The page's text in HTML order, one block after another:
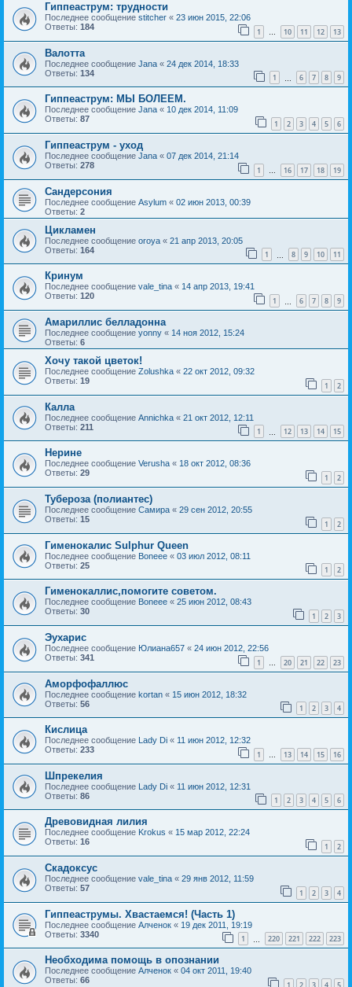
Гиппеаструм: трудности
Последнее сообщение stitcher « 23 июн 2015, 22:06
Ответы: 184 1 … 10 11 12 13
Валотта
Последнее сообщение Jana « 24 дек 2014, 18:33
Ответы: 134 1 6 7 8 9
Гиппеаструм: МЫ БОЛЕЕМ.
Последнее сообщение Jana « 10 дек 2014, 11:09
Ответы: 87 1 2 3 4 5 6
Гиппеаструм - уход
Последнее сообщение Jana « 07 дек 2014, 21:14
Ответы: 278 1 … 16 17 18 19
Сандерсония
Последнее сообщение Asylum « 02 июн 2013, 00:39
Ответы: 2
Цикламен
Последнее сообщение oroya « 21 апр 2013, 20:05
Ответы: 164 1 8 9 10 11
Кринум
Последнее сообщение vale_tina « 14 апр 2013, 19:41
Ответы: 120 1 6 7 8 9
Амариллис белладонна
Последнее сообщение yonny « 14 ноя 2012, 15:24
Ответы: 6
Хочу такой цветок!
Последнее сообщение Zolushka « 22 окт 2012, 09:32
Ответы: 19 1 2
Калла
Последнее сообщение Annichka « 21 окт 2012, 12:11
Ответы: 211 1 12 13 14 15
Нерине
Последнее сообщение Verusha « 18 окт 2012, 08:36
Ответы: 29 1 2
Тубероза (полиантес)
Последнее сообщение Самира « 29 сен 2012, 20:55
Ответы: 15 1 2
Гименокалис Sulphur Queen
Последнее сообщение Boneee « 03 июл 2012, 08:11
Ответы: 25 1 2
Гименокаллис,помогите советом.
Последнее сообщение Boneee « 25 июн 2012, 08:43
Ответы: 30 1 2 3
Эухарис
Последнее сообщение Юлиана657 « 24 июн 2012, 22:56
Ответы: 341 1 20 21 22 23
Аморфофаллюс
Последнее сообщение kortan « 15 июн 2012, 18:32
Ответы: 56 1 2 3 4
Кислица
Последнее сообщение Lady Di « 11 июн 2012, 12:32
Ответы: 233 1 … 13 14 15 16
Шпрекелия
Последнее сообщение Lady Di « 11 июн 2012, 12:31
Ответы: 86 1 2 3 4 5 6
Древовидная лилия
Последнее сообщение Krokus « 15 мар 2012, 22:24
Ответы: 16 1 2
Скадоксус
Последнее сообщение vale_tina « 29 янв 2012, 11:59
Ответы: 57 1 2 3 4
Гиппеаструмы. Хвастаемся! (Часть 1)
Последнее сообщение Алченок « 19 дек 2011, 19:19
Ответы: 3340 1 220 221 222 223
Необходима помощь в опознании
Последнее сообщение Алченок « 04 окт 2011, 19:40
Ответы: 66